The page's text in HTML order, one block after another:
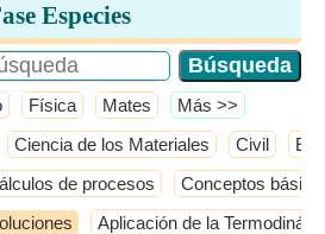
Especies
Física Mates ​Más >>
Ciencia de los Materiales Civil
de procesos Conceptos
Aplicación de la